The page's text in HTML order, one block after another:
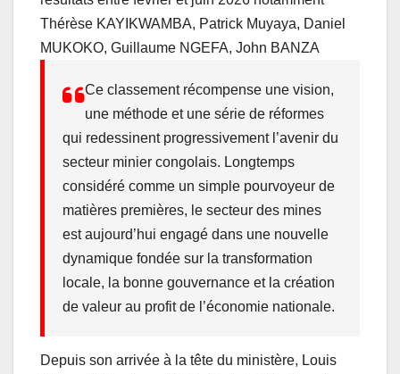
Thérèse KAYIKWAMBA, Patrick Muyaya, Daniel
MUKOKO, Guillaume NGEFA, John BANZA
Ce classement récompense une vision,
une méthode et une série de réformes
qui redessinent progressivement l’avenir du
secteur minier congolais. Longtemps
considéré comme un simple pourvoyeur de
matières premières, le secteur des mines
est aujourd’hui engagé dans une nouvelle
dynamique fondée sur la transformation
locale, la bonne gouvernance et la création
de valeur au profit de l’économie nationale.
Depuis son arrivée à la tête du ministère, Louis